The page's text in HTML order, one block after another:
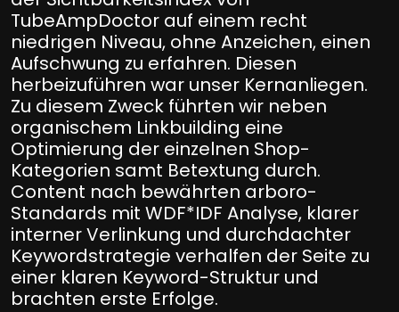
TubeAmpDoctor auf einem recht
niedrigen Niveau, ohne Anzeichen, einen
Aufschwung zu erfahren. Diesen
herbeizuführen war unser Kernanliegen.
Zu diesem Zweck führten wir neben
organischem Linkbuilding eine
Optimierung der einzelnen Shop-
Kategorien samt Betextung durch.
Content nach bewährten arboro-
Standards mit WDF*IDF Analyse, klarer
interner Verlinkung und durchdachter
Keywordstrategie verhalfen der Seite zu
einer klaren Keyword-Struktur und
brachten erste Erfolge.